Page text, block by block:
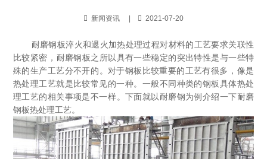
新闻资讯 | 2021-07-20
耐磨钢板淬火和退火加热处理过程对材料的工艺要求关联性
比较紧密，耐磨钢板之所以具有一些稳定的突出特性是与一些特
殊的生产工艺分不开的。对于钢板比较重要的工艺有很多，像是
热处理工艺就是比较常见的一种。一般不同种类的钢板具体热处
理工艺的相关事项是不一样。下面就以耐磨钢为例介绍一下耐磨
钢板热处理工艺。